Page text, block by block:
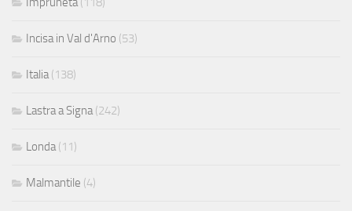
Incisa in Val d'Arno (53)
Italia(138)
Lastra a Signa(242)
Londa(11)
Malmantile (4)